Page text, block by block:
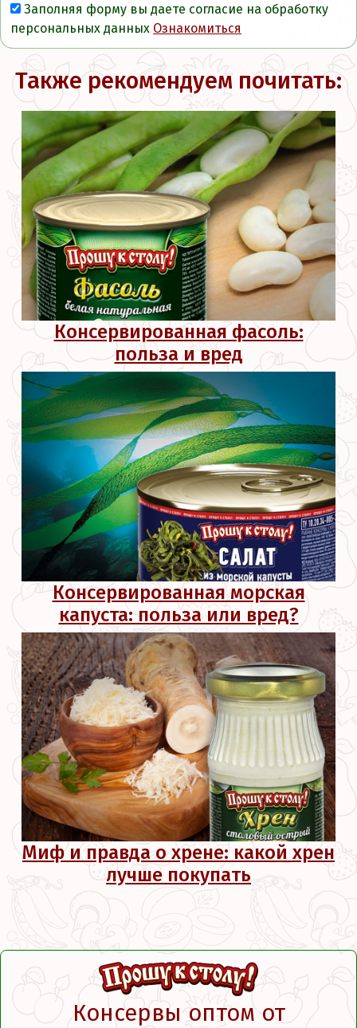
Заполняя форму вы даете согласие на обработку
персональных данных Ознакомиться
Также рекомендуем почитать:
Консервированная фасоль:
польза и вред
Консервированная морская
капуста: польза или вред?
Миф и правда о хрене: какой хрен
лучше покупать
Консервы оптом от